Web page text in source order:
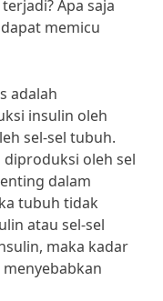
Apa saja
memicu
adalah
insulin oleh
sel-sel tubuh.
oleh sel
dalam
tubuh tidak
atau sel-sel
maka kadar